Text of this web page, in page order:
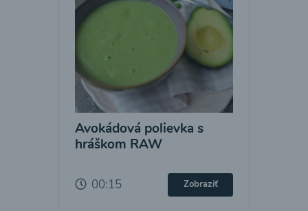
Avokádová polievka s
hráškom RAW
00:15 Zobraziť